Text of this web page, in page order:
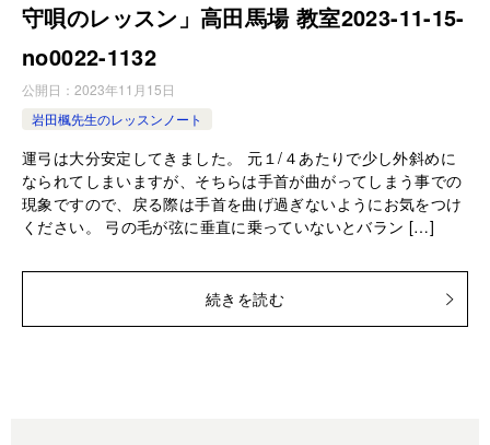
守唄のレッスン」高田馬場 教室2023-11-15-
no0022-1132
公開日： 2023年11月15日
岩田楓先生のレッスンノート
運弓は大分安定してきました。 元１/４あたりで少し外斜めに
なられてしまいますが、そちらは手首が曲がってしまう事での
現象ですので、戻る際は手首を曲げ過ぎないようにお気をつけ
ください。 弓の毛が弦に垂直に乗っていないとバラン […]
続きを読む